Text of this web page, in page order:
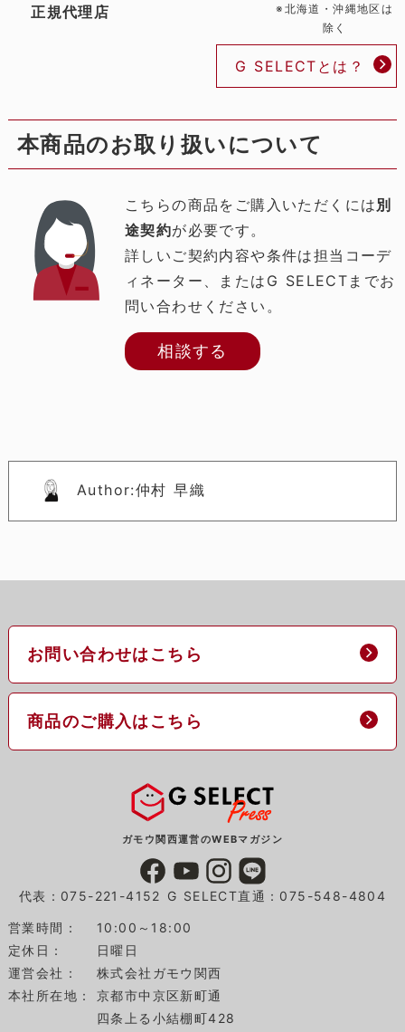
正規代理店
※北海道・沖縄地区は
除く
G SELECTとは？
本商品のお取り扱いについて
こちらの商品をご購入いただくには別
途契約が必要です。
詳しいご契約内容や条件は担当コーデ
ィネーター、またはG SELECTまでお
問い合わせください。
相談する
Author:仲村 早織
お問い合わせはこちら
商品のご購入はこちら
ガモウ関西運営のWEBマガジン
代表：075-221-4152 G SELECT直通：075-548-4804
営業時間：
10:00～18:00
定休日：
日曜日
運営会社：
株式会社ガモウ関西
本社所在地：
京都市中京区新町通
四条上る小結棚町428